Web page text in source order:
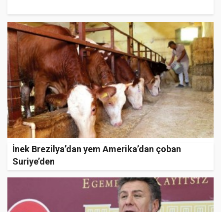
İnek Brezilya’dan yem Amerika’dan çoban
Suriye’den